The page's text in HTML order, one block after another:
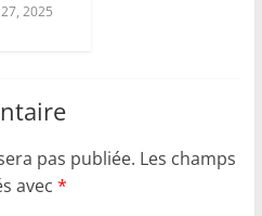
2025
pas publiée. Les champs
avec *